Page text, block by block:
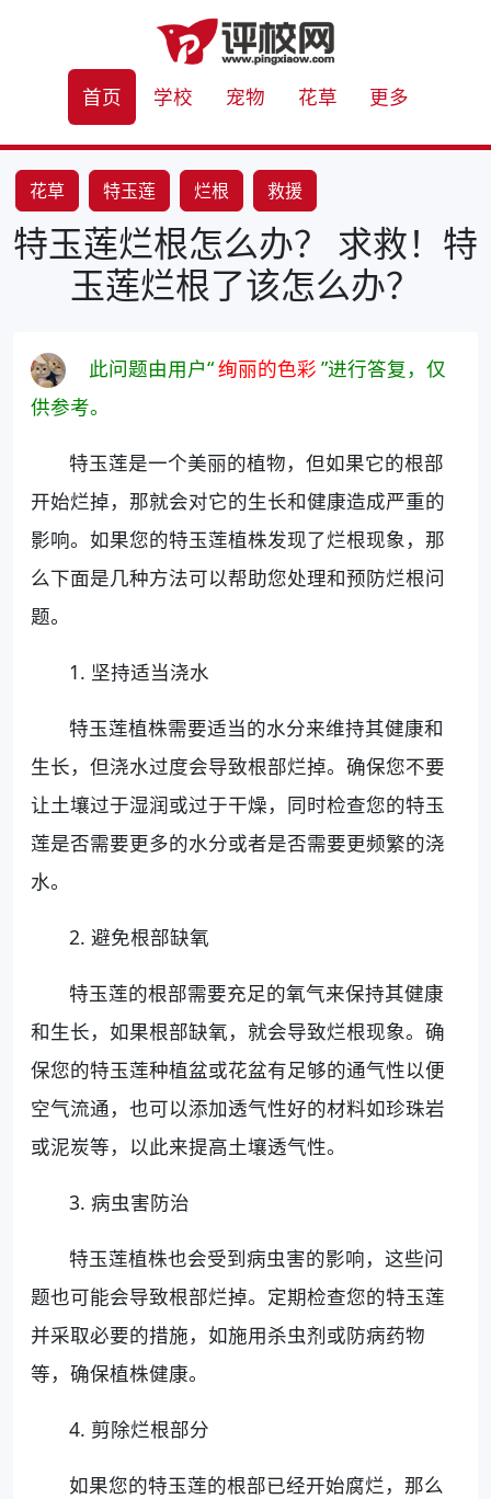
首页 学校 宠物 花草 更多
花草 特玉莲 烂根 救援
特玉莲烂根怎么办？ 求救！特
玉莲烂根了该怎么办？
此问题由用户“绚丽的色彩 ”进行答复，仅
供参考。
特玉莲是一个美丽的植物，但如果它的根部
开始烂掉，那就会对它的生长和健康造成严重的
影响。如果您的特玉莲植株发现了烂根现象，那
么下面是几种方法可以帮助您处理和预防烂根问
题。
1. 坚持适当浇水
特玉莲植株需要适当的水分来维持其健康和
生长，但浇水过度会导致根部烂掉。确保您不要
让土壤过于湿润或过于干燥，同时检查您的特玉
莲是否需要更多的水分或者是否需要更频繁的浇
水。
2. 避免根部缺氧
特玉莲的根部需要充足的氧气来保持其健康
和生长，如果根部缺氧，就会导致烂根现象。确
保您的特玉莲种植盆或花盆有足够的通气性以便
空气流通，也可以添加透气性好的材料如珍珠岩
或泥炭等，以此来提高土壤透气性。
3. 病虫害防治
特玉莲植株也会受到病虫害的影响，这些问
题也可能会导致根部烂掉。定期检查您的特玉莲
并采取必要的措施，如施用杀虫剂或防病药物
等，确保植株健康。
4. 剪除烂根部分
如果您的特玉莲的根部已经开始腐烂，那么